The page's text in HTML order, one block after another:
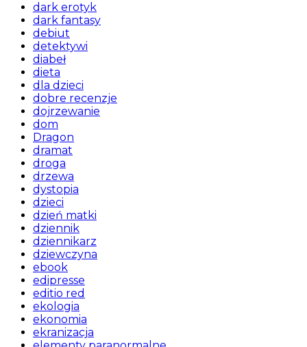
dark erotyk
dark fantasy
debiut
detektywi
diabeł
dieta
dla dzieci
dobre recenzje
dojrzewanie
dom
Dragon
dramat
droga
drzewa
dystopia
dzieci
dzień matki
dziennik
dziennikarz
dziewczyna
ebook
edipresse
editio red
ekologia
ekonomia
ekranizacja